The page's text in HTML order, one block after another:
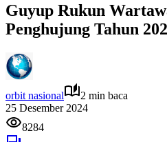
Guyup Rukun
Penghujung Tahun
orbit nasional
2 min baca
25 Desember 2024
8284